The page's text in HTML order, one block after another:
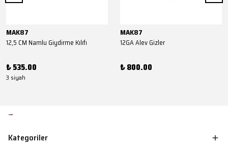
MAK87
12,5 CM Namlu Giydirme Kılıfı
₺ 535.00
3 siyah
MAK87
12GA Alev Gizler
₺ 800.00
Kategoriler